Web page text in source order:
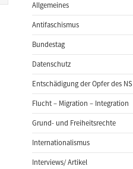
Allgemeines
Antifaschismus
Bundestag
Datenschutz
Entschädigung der Opfer des NS
Flucht – Migration – Integration
Grund- und Freiheitsrechte
Internationalismus
Interviews/ Artikel